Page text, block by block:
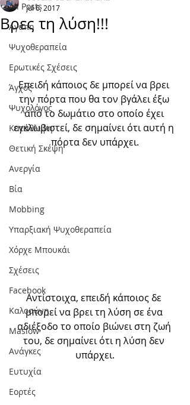
All Posts
Αγάπη
Ψυχοθεραπεία
Ερωτικές Σχέσεις
Άγχος
Ψυχολόγος
Κατάθλιψη
Θετική Σκέψη
Ανεργία
Βία
Mobbing
Υπαρξιακή Ψυχοθεραπεία
Χόρχε Μπουκάι
Σχέσεις
Facebook
Καλοσύνη
Maslow
Ανάγκες
Ευτυχία
Εορτές
Βρες τη λύση!!!
Jul 6, 2017
Επειδή κάποιος δε μπορεί να βρει
την πόρτα που θα τον βγάλει έξω
από το δωμάτιο στο οποίο έχει
εγκλωβιστεί, δε σημαίνει ότι αυτή η
πόρτα δεν υπάρχει.
Αντίστοιχα, επειδή κάποιος δε
μπορεί να βρει τη λύση σε ένα
αδιέξοδο το οποίο βιώνει στη ζωή
του, δε σημαίνει ότι η λύση δεν
υπάρχει.